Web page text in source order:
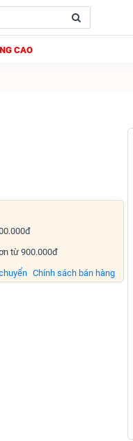
CAO
từ 900.000đ
Chính sách bán hàng